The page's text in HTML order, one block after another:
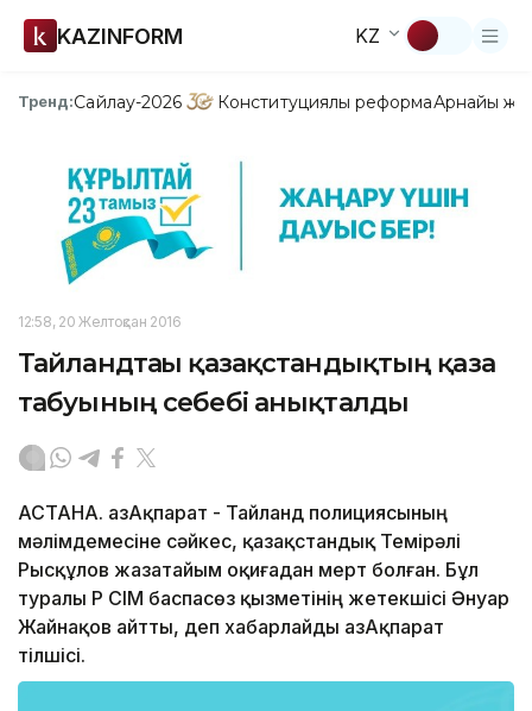
KAZINFORM KZ
Тренд:Сайлау-2026 Конституциялық реформаАрнайы
12:58, 20 Желтоқсан 2016
Тайландтағы қазақстандықтың қаза
табуының себебі анықталды
АСТАНА. ҚазАқпарат - Тайланд полициясының
мәлімдемесіне сәйкес, қазақстандық Темірәлі
Рысқұлов жазатайым оқиғадан мерт болған. Бұл
туралы ҚР СІМ баспасөз қызметінің жетекшісі Әнуар
Жайнақов айтты, деп хабарлайды ҚазАқпарат
тілшісі.